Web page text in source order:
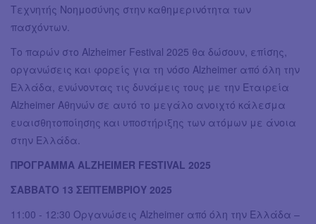
Τεχνητής Νοημοσύνης στην καθημερινότητα των
πασχόντων.
Το παρών στο Alzheimer Festival 2025 θα δώσουν, επίσης,
οργανώσεις και φορείς για τη νόσο Alzheimer από όλη την
Ελλάδα, ενώνοντας τις δυνάμεις τους με την Εταιρεία
Alzheimer Αθηνών σε αυτό το μεγάλο ανοιχτό κάλεσμα
ευαισθητοποίησης και υποστήριξης των ατόμων με άνοια
στην Ελλάδα.
ΠΡΟΓΡΑΜΜΑ ALZHEIMER FESTIVAL 2025
ΣΑΒΒΑΤΟ 13 ΣΕΠΤΕΜΒΡΙΟΥ 2025
11:00 - 12:30 Οργανώσεις Alzheimer από όλη την Ελλάδα –